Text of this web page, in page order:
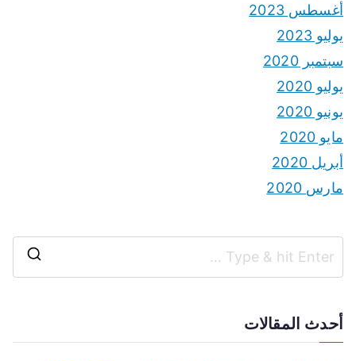
أغسطس 2023
يوليو 2023
سبتمبر 2020
يوليو 2020
يونيو 2020
مايو 2020
أبريل 2020
مارس 2020
r
أحدث المقالات